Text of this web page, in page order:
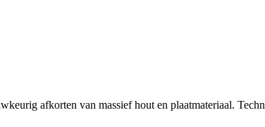
afkorten van massief hout en plaatmateriaal.